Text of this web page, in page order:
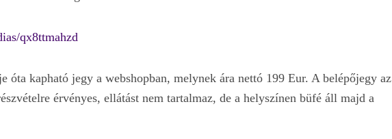
qx8ttmahzd
óta kapható jegy a webshopban, melynek ára nettó 199 Eur. A belépőjegy az
érvényes, ellátást nem tartalmaz, de a helyszínen büfé áll majd a